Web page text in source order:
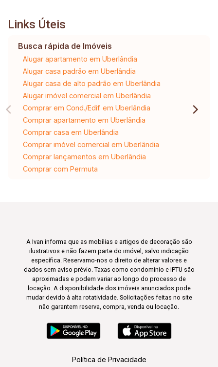
Links Úteis
Busca rápida de Imóveis
Alugar apartamento em Uberlândia
Alugar casa padrão em Uberlândia
Alugar casa de alto padrão em Uberlândia
Alugar imóvel comercial em Uberlândia
Comprar em Cond./Edif. em Uberlândia
Comprar apartamento em Uberlândia
Comprar casa em Uberlândia
Comprar imóvel comercial em Uberlândia
Comprar lançamentos em Uberlândia
Comprar com Permuta
A Ivan informa que as mobílias e artigos de decoração são
ilustrativos e não fazem parte do imóvel, salvo indicação
específica. Reservamo-nos o direito de alterar valores e
dados sem aviso prévio. Taxas como condomínio e IPTU são
aproximadas e podem variar ao longo do processo de
locação. A disponibilidade dos imóveis anunciados pode
mudar devido à alta rotatividade. Solicitações feitas no site
não garantem reserva, compra, venda ou locação.
Política de Privacidade